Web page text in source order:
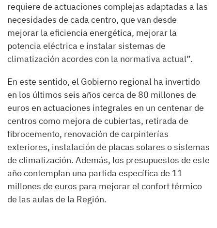
requiere de actuaciones complejas adaptadas a las
necesidades de cada centro, que van desde
mejorar la eficiencia energética, mejorar la
potencia eléctrica e instalar sistemas de
climatización acordes con la normativa actual”.
En este sentido, el Gobierno regional ha invertido
en los últimos seis años cerca de 80 millones de
euros en actuaciones integrales en un centenar de
centros como mejora de cubiertas, retirada de
fibrocemento, renovación de carpinterías
exteriores, instalación de placas solares o sistemas
de climatización. Además, los presupuestos de este
año contemplan una partida específica de 11
millones de euros para mejorar el confort térmico
de las aulas de la Región.